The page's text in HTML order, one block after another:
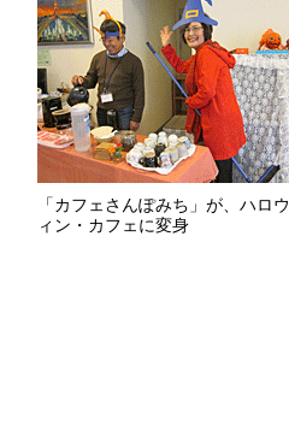
「カフェさんぽみち」が、ハロウ
ィン・カフェに変身